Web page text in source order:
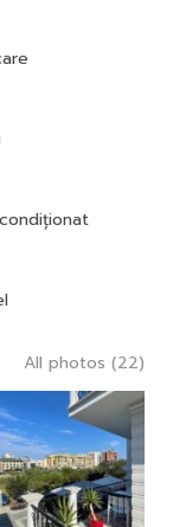
All photos (22)